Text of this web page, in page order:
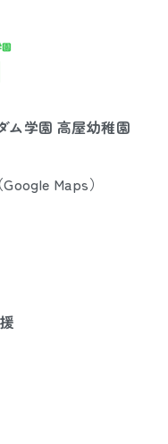
ム学園 高屋幼稚園
Google Maps）